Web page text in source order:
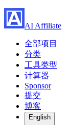
AI Affiliate
全部项目
分类
工具类型
计算器
Sponsor
提交
博客
English